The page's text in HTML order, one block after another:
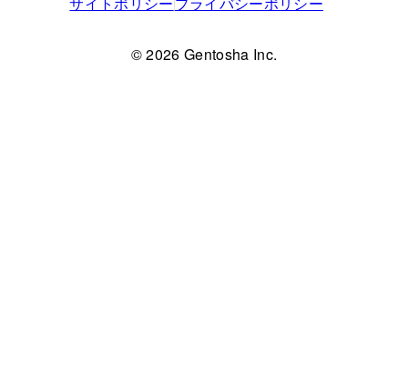
© 2026 Gentosha Inc.